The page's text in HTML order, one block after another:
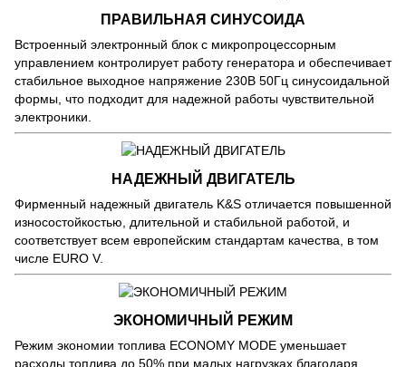
ПРАВИЛЬНАЯ СИНУСОИДА
Встроенный электронный блок с микропроцессорным
управлением контролирует работу генератора и обеспечивает
стабильное выходное напряжение 230В 50Гц синусоидальной
формы, что подходит для надежной работы чувствительной
электроники.
НАДЕЖНЫЙ ДВИГАТЕЛЬ
Фирменный надежный двигатель K&S отличается повышенной
износостойкостью, длительной и стабильной работой, и
соответствует всем европейским стандартам качества, в том
числе EURO V.
ЭКОНОМИЧНЫЙ РЕЖИМ
Режим экономии топлива ECONOMY MODE уменьшает
расходы топлива до 50% при малых нагрузках благодаря